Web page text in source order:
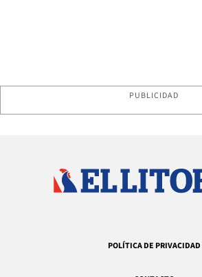
PUBLICIDAD
POLÍTICA DE PRIVACIDAD